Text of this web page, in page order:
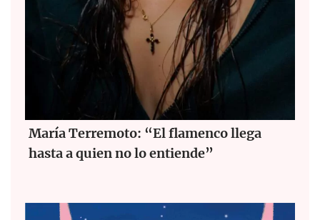
María Terremoto: “El flamenco llega
hasta a quien no lo entiende”